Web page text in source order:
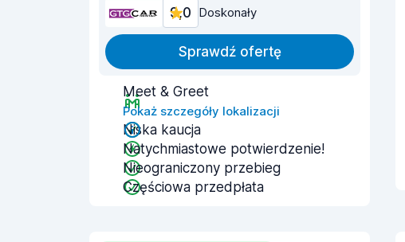
9,0 Doskonały
Sprawdź ofertę
Meet & Greet
Pokaż szczegóły lokalizacji
Niska kaucja
Natychmiastowe potwierdzenie!
Nieograniczony przebieg
Częściowa przedpłata